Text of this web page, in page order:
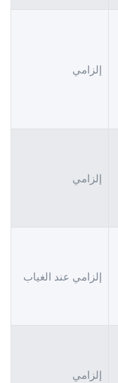
إلزامي
إلزامي
إلزامي عند الغياب
إلزامي